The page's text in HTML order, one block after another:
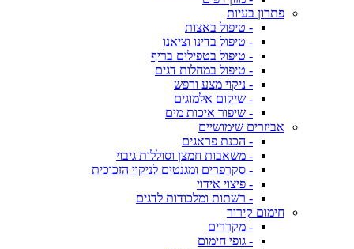
פתרון בעיות
- טיפול באצות
- טיפול בדינו וציאנו
- טיפול בטפילים בריף
- טיפול במחלות דגים
- ניקוי מצע ורפש
- שיקום אלמוגים
- שיפור איכות מים
אביזרים שימושיים
- הכנת פראגים
- משאבות חמצן וסוללות גיבוי
- סקרפרים ומגנטים לניקוי הזכוכית
- פיצוי אידוי
- רשתות ומלכודות לדגים
חימום קירור
- מקררים
- גופי חימום